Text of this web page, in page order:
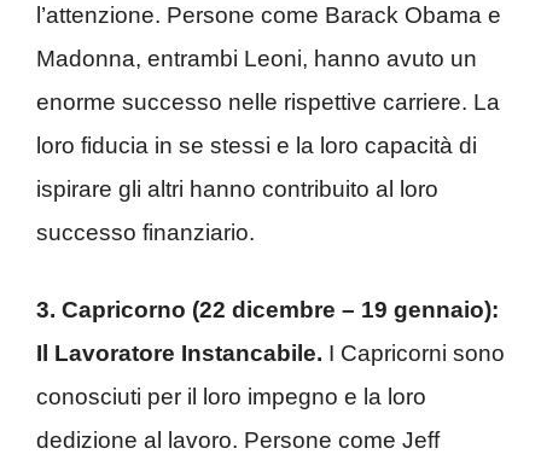
l’attenzione. Persone come Barack Obama e
Madonna, entrambi Leoni, hanno avuto un
enorme successo nelle rispettive carriere. La
loro fiducia in se stessi e la loro capacità di
ispirare gli altri hanno contribuito al loro
successo finanziario.
3. Capricorno (22 dicembre – 19 gennaio):
Il Lavoratore Instancabile. I Capricorni sono
conosciuti per il loro impegno e la loro
dedizione al lavoro. Persone come Jeff